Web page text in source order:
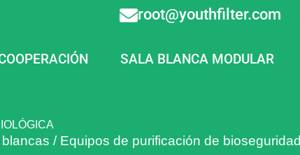
root@youthfilter.com
SALA BLANCA MODULAR
/ Equipos de purificación de bioseguridad